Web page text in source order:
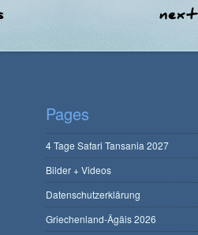
Pages
4 Tage Safari Tansania 2027
Bilder + Videos
Datenschutzerklärung
Griechenland-Ägäis 2026